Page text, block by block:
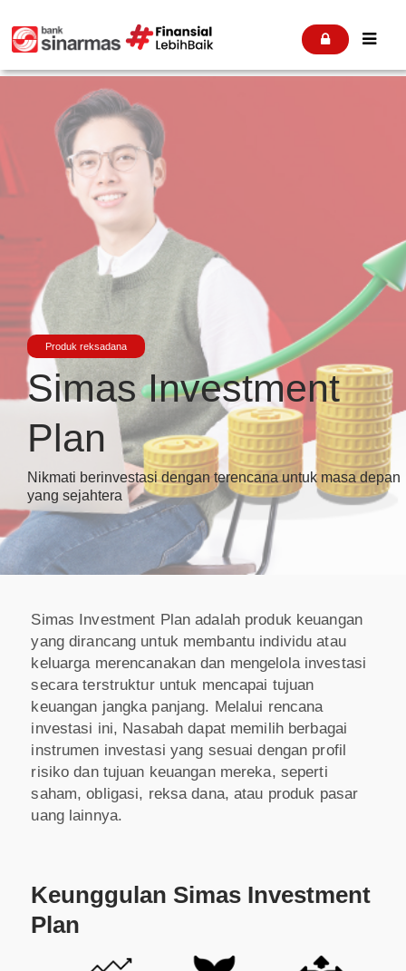
 
Produk reksadana
Simas Investment
Plan
Nikmati berinvestasi dengan terencana untuk masa depan
yang sejahtera
Simas Investment Plan adalah produk keuangan
yang dirancang untuk membantu individu atau
keluarga merencanakan dan mengelola investasi
secara terstruktur untuk mencapai tujuan
keuangan jangka panjang. Melalui rencana
investasi ini, Nasabah dapat memilih berbagai
instrumen investasi yang sesuai dengan profil
risiko dan tujuan keuangan mereka, seperti
saham, obligasi, reksa dana, atau produk pasar
uang lainnya.
Keunggulan Simas Investment
Plan